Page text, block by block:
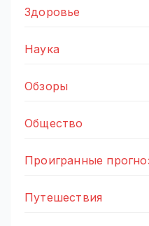
Здоровье
Наука
Обзоры
Общество
Проигранные
Путешествия